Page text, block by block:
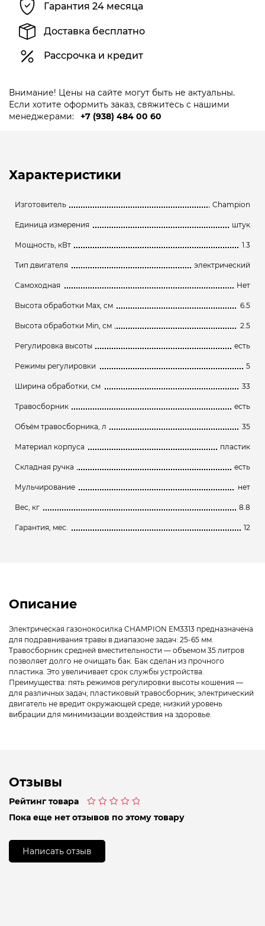
Гарантия 24 месяца
Доставка бесплатно
Рассрочка и кредит
Внимание! Цены на сайте могут быть не актуальны.
Если хотите оформить заказ, свяжитесь с нашими
менеджерами:
+7 (938) 484 00 60
Характеристики
Изготовитель Champion
Единица измерения штук
Мощность, кВт 1.3
Тип двигателя электрический
Самоходная Нет
Высота обработки Max, см 6.5
Высота обработки Min, см 2.5
Регулировка высоты есть
Режимы регулировки 5
Ширина обработки, см 33
Травосборник есть
Объём травосборника, л 35
Материал корпуса пластик
Складная ручка есть
Мульчирование нет
Вес, кг 8.8
Гарантия, мес. 12
Описание
Электрическая газонокосилка CHAMPION EM3313 предназначена
для подравнивания травы в диапазоне задач: 25-65 мм.
Травосборник средней вместительности — объемом 35 литров
позволяет долго не очищать бак. Бак сделан из прочного
пластика. Это увеличивает срок службы устройства.
Преимущества: пять режимов регулировки высоты кошения —
для различных задач; пластиковый травосборник; электрический
двигатель не вредит окружающей среде; низкий уровень
вибрации для минимизации воздействия на здоровье.
Отзывы
Рейтинг товара
0
Пока еще нет отзывов по этому товару
Написать отзыв